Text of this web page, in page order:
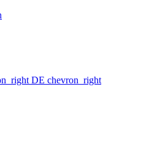
DE chevron_right